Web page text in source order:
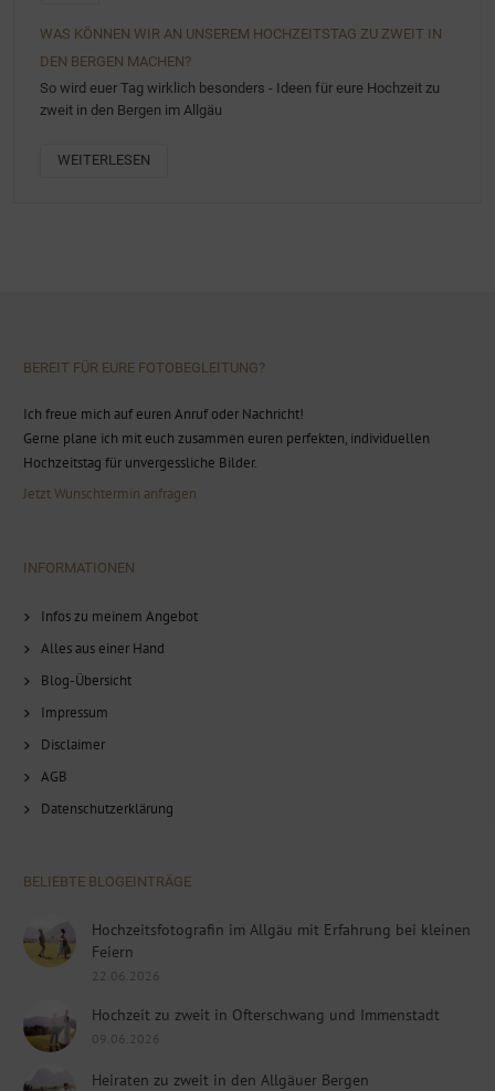
WAS KÖNNEN WIR AN UNSEREM HOCHZEITSTAG ZU ZWEIT IN
DEN BERGEN MACHEN?
So wird euer Tag wirklich besonders - Ideen für eure Hochzeit zu
zweit in den Bergen im Allgäu
WEITERLESEN
BEREIT FÜR EURE FOTOBEGLEITUNG?
Ich freue mich auf euren Anruf oder Nachricht!
Gerne plane ich mit euch zusammen euren perfekten, individuellen
Hochzeitstag für unvergessliche Bilder.
Jetzt Wunschtermin anfragen
INFORMATIONEN
Infos zu meinem Angebot
Alles aus einer Hand
Blog-Übersicht
Impressum
Disclaimer
AGB
Datenschutzerklärung
BELIEBTE BLOGEINTRÄGE
Hochzeitsfotografin im Allgäu mit Erfahrung bei kleinen
Feiern
22.06.2026
Hochzeit zu zweit in Ofterschwang und Immenstadt
09.06.2026
Heiraten zu zweit in den Allgäuer Bergen